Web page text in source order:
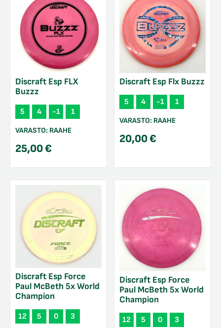
Discraft Esp FLX
Buzzz
5 4 -1 1
VARASTO: RAAHE
25,00€
Discraft Esp Flx Buzzz
5 4 -1 1
VARASTO: RAAHE
20,00€
Discraft Esp Force
Paul McBeth 5x World
Champion
12 5 0 3
Discraft Esp Force
Paul McBeth 5x World
Champion
12 5 0 3